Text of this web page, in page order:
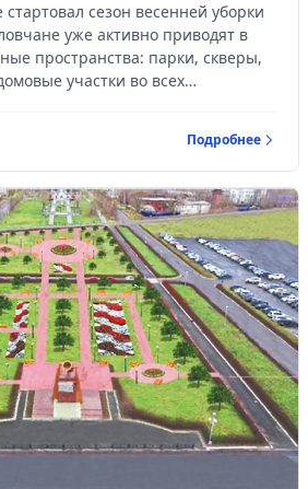
сезон весенней уборки
уже активно приводят в
пространства: парки, скверы,
участки во всех
Подробнее